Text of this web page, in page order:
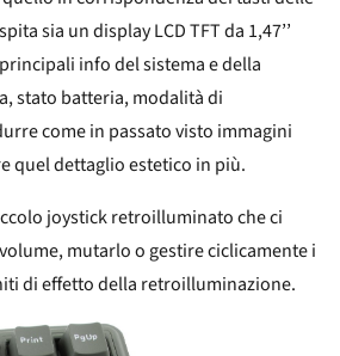
sia un display LCD TFT da 1,47’’
info del sistema e della
stato batteria, modalità di
come in passato visto immagini
quel dettaglio estetico in più.
joystick retroilluminato che ci
mutarlo o gestire ciclicamente i
di effetto della retroilluminazione.